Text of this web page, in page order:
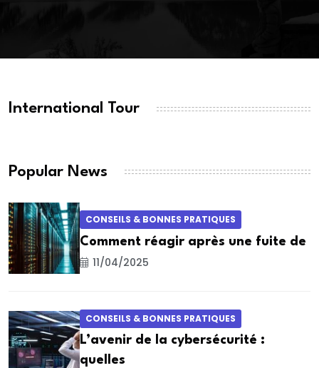
International Tour
Popular News
CONSEILS & BONNES PRATIQUES
Comment réagir après une fuite de
11/04/2025
CONSEILS & BONNES PRATIQUES
L’avenir de la cybersécurité :
quelles